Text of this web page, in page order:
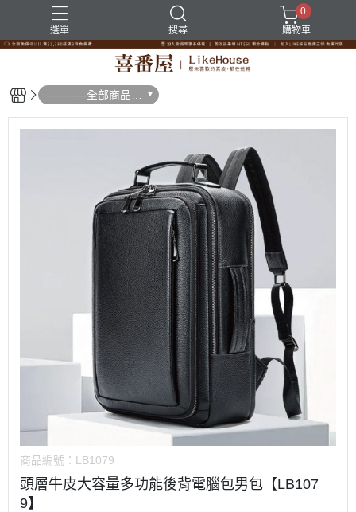
選單 搜尋
0
購物車
----------全部商品--
--------
商品編號： LB1079
頭層牛皮大容量多功能後背電腦包男包【LB107
9】